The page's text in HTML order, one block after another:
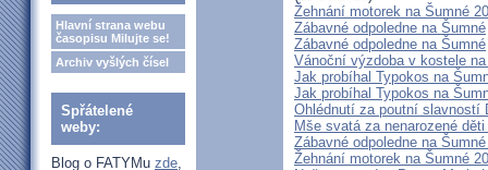
Hlavní strana webu
časopisu Milujte se!
Archiv vyšlých čísel
Spřátelené
weby:
Blog o FATYMu zde,
Žehnání motorek na Šumné
Zábavné odpoledne na Šumné
Zábavné odpoledne na Šumné
Vánoční výzdoba v kostele
Jak probíhal Typokos na
Jak probíhal Typokos na
Ohlédnutí za poutní slavností
Mše svatá za nenarozené
Zábavné odpoledne na
Žehnání motorek na Šumné